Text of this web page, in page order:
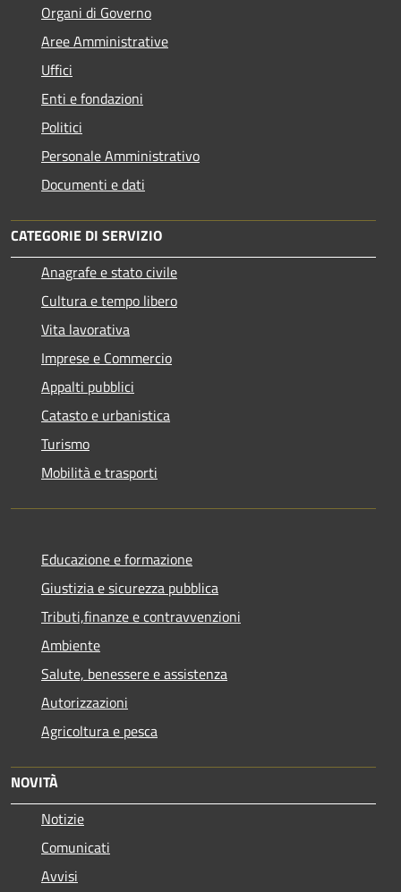
Organi di Governo
Aree Amministrative
Uffici
Enti e fondazioni
Politici
Personale Amministrativo
Documenti e dati
CATEGORIE DI SERVIZIO
Anagrafe e stato civile
Cultura e tempo libero
Vita lavorativa
Imprese e Commercio
Appalti pubblici
Catasto e urbanistica
Turismo
Mobilità e trasporti
Educazione e formazione
Giustizia e sicurezza pubblica
Tributi,finanze e contravvenzioni
Ambiente
Salute, benessere e assistenza
Autorizzazioni
Agricoltura e pesca
NOVITÀ
Notizie
Comunicati
Avvisi